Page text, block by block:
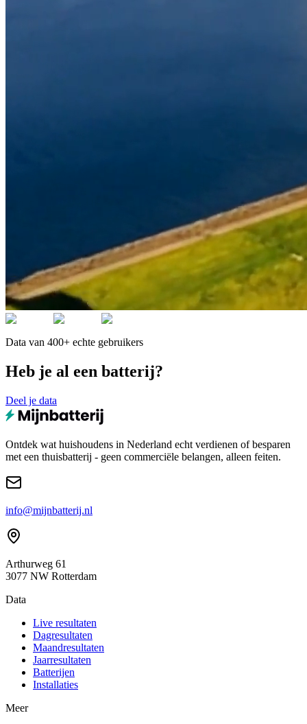
Data van 400+ echte gebruikers
Heb je al een batterij?
Deel je data
Ontdek wat huishoudens in Nederland echt verdienen of besparen
met een thuisbatterij - geen commerciële belangen, alleen feiten.
info@mijnbatterij.nl
Arthurweg 61
3077 NW Rotterdam
Data
Live resultaten
Dagresultaten
Maandresultaten
Jaarresultaten
Batterijen
Installaties
Meer